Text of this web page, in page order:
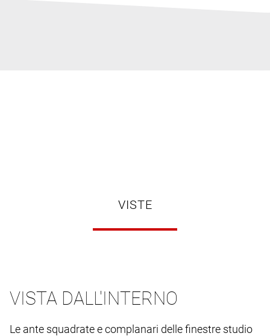
VISTE
VISTA DALL'INTERNO
Le ante squadrate e complanari delle finestre studio